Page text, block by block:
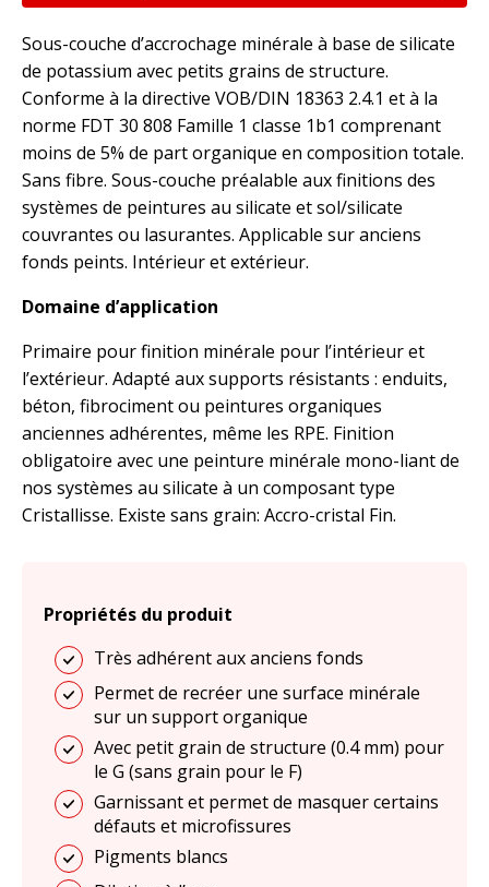
Sous-couche d’accrochage minérale à base de silicate
de potassium avec petits grains de structure.
Conforme à la directive VOB/DIN 18363 2.4.1 et à la
norme FDT 30 808 Famille 1 classe 1b1 comprenant
moins de 5% de part organique en composition totale.
Sans fibre. Sous-couche préalable aux finitions des
systèmes de peintures au silicate et sol/silicate
couvrantes ou lasurantes. Applicable sur anciens
fonds peints. Intérieur et extérieur.
Domaine d’application
Primaire pour finition minérale pour l’intérieur et
l’extérieur. Adapté aux supports résistants : enduits,
béton, fibrociment ou peintures organiques
anciennes adhérentes, même les RPE. Finition
obligatoire avec une peinture minérale mono-liant de
nos systèmes au silicate à un composant type
Cristallisse. Existe sans grain: Accro-cristal Fin.
Propriétés du produit
Très adhérent aux anciens fonds
Permet de recréer une surface minérale
sur un support organique
Avec petit grain de structure (0.4 mm) pour
le G (sans grain pour le F)
Garnissant et permet de masquer certains
défauts et microfissures
Pigments blancs